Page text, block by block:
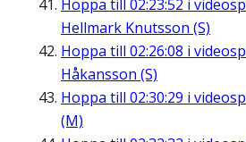
Hoppa till 02:23:52 i
Hellmark Knutsson (S)
Hoppa till 02:26:08 i
Håkansson (S)
Hoppa till 02:30:29 i
(M)